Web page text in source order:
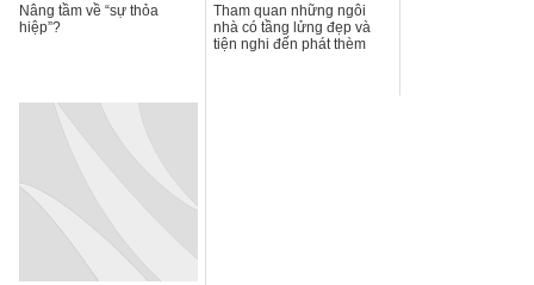
Nâng tầm về “sự thỏa
hiệp”?
Tham quan những ngôi
nhà có tầng lửng đẹp và
tiện nghi đến phát thèm